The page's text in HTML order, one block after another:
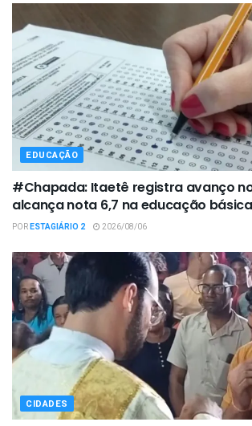
EDUCAÇÃO
#Chapada: Itaetê registra avanço no
alcança nota 6,7 na educação básica
PORESTAGIÁRIO 2 2026/08/06
CIDADES